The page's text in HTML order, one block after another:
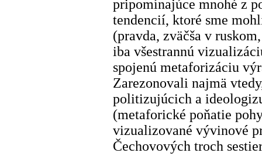
pripomínajúce mnohé z
tendencií, ktoré sme
(pravda, zväčša v
iba všestrannú
spojenú metaforizáciu
Zarezonovali najmä
politizujúcich a
(metaforické poňatie
vizualizované vývinové
Čechovových troch